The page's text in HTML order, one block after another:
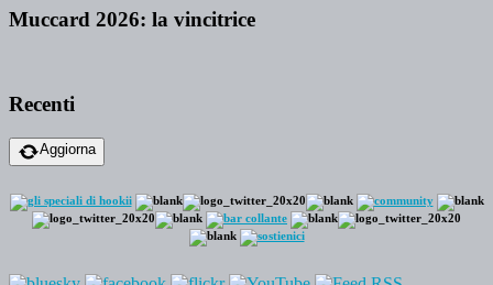
Muccard 2026: la vincitrice
Recenti
Aggiorna